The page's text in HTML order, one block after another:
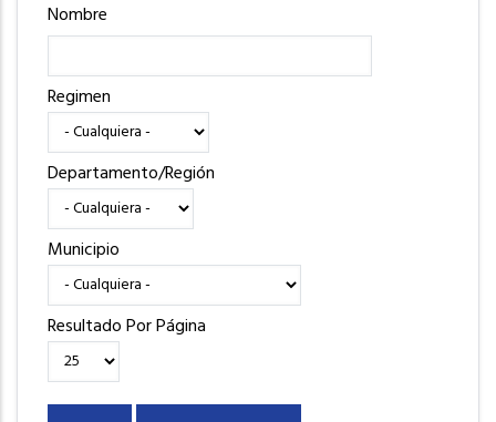
Nombre
Regimen
Departamento/Región
Municipio
Resultado Por Página